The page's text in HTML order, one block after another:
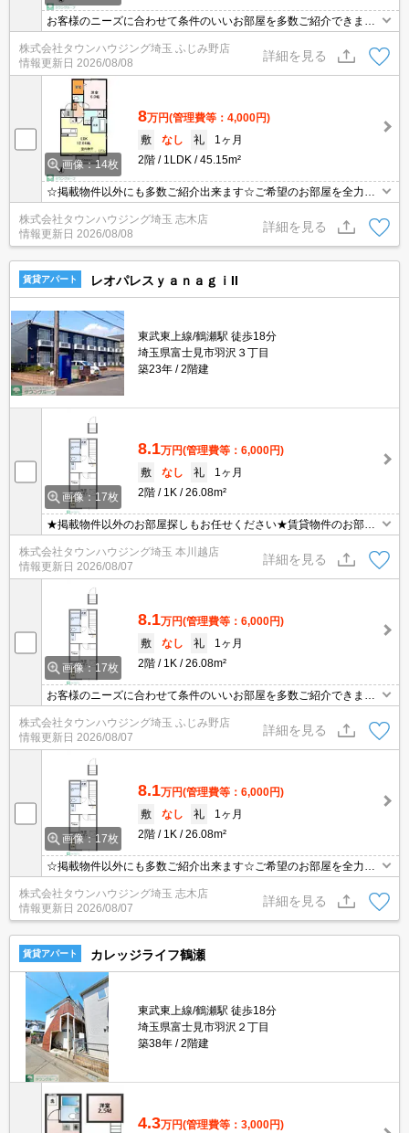
お客様のニーズに合わせて条件のいいお部屋を多数ご紹介できます♪
情報数No.1のタウンハウジングまで是非お問い合わせください！
株式会社タウンハウジング埼玉 ふじみ野店
情報更新日 2026/08/08
詳細を見る
画像：14枚
8万円(管理費等：4,000円)
敷
なし 礼
1ヶ月
2階
1LDK 45.15m²
☆掲載物件以外にも多数ご紹介出来ます☆ご希望のお部屋を全力で
お探しさせて頂きます♪
株式会社タウンハウジング埼玉 志木店
情報更新日 2026/08/08
詳細を見る
賃貸アパート レオパレスｙａｎａｇｉII
東武東上線/鶴瀬駅 徒歩18分
埼玉県富士見市羽沢３丁目
築23年
2階建
画像：17枚
8.1万円(管理費等：6,000円)
敷
なし 礼
1ヶ月
2階
1K 26.08m²
★掲載物件以外のお部屋探しもお任せください★賃貸物件のお部屋
探しはタウンハウジングへ★
株式会社タウンハウジング埼玉 本川越店
情報更新日 2026/08/07
詳細を見る
画像：17枚
8.1万円(管理費等：6,000円)
敷
なし 礼
1ヶ月
2階
1K 26.08m²
お客様のニーズに合わせて条件のいいお部屋を多数ご紹介できます♪
情報数No.1のタウンハウジングまで是非お問い合わせください！
株式会社タウンハウジング埼玉 ふじみ野店
情報更新日 2026/08/07
詳細を見る
画像：17枚
8.1万円(管理費等：6,000円)
敷
なし 礼
1ヶ月
2階
1K 26.08m²
☆掲載物件以外にも多数ご紹介出来ます☆ご希望のお部屋を全力で
お探しさせて頂きます♪
株式会社タウンハウジング埼玉 志木店
情報更新日 2026/08/07
詳細を見る
賃貸アパート カレッジライフ鶴瀬
東武東上線/鶴瀬駅 徒歩18分
埼玉県富士見市羽沢２丁目
築38年
2階建
4.3万円(管理費等：3,000円)